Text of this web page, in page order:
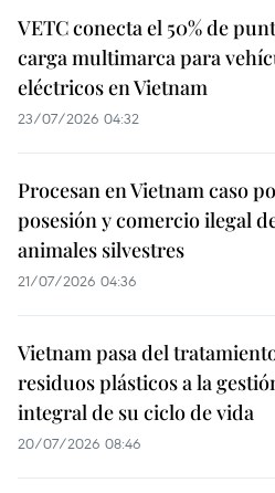
VETC conecta el 50% de
carga multimarca para
eléctricos en Vietnam
23/07/2026 04:32
Procesan en Vietnam caso
posesión y comercio ilegal
animales silvestres
21/07/2026 04:36
Vietnam pasa del
residuos plásticos a la
integral de su ciclo de vida
20/07/2026 08:46